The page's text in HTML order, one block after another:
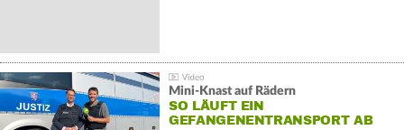
Mini-Knast auf Rädern
SO LÄUFT EIN
GEFANGENENTRANSPORT AB